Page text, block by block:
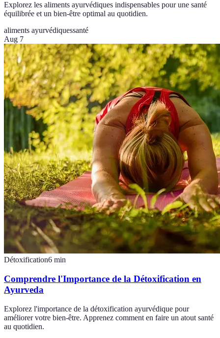
Explorez les aliments ayurvédiques indispensables pour une santé
équilibrée et un bien-être optimal au quotidien.
aliments ayurvédiquessanté
Aug 7
Détoxification6 min
Comprendre l'Importance de la Détoxification en
Ayurveda
Explorez l'importance de la détoxification ayurvédique pour
améliorer votre bien-être. Apprenez comment en faire un atout santé
au quotidien.